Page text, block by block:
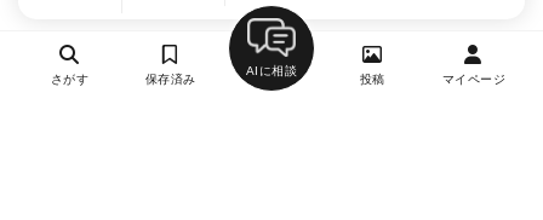
さがす 保存済み
AIに相談
投稿 マイページ